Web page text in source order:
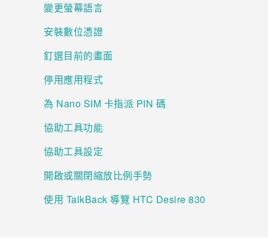
變更螢幕語言
安裝數位憑證
釘選目前的畫面
停用應用程式
為 Nano SIM 卡指派 PIN 碼
協助工具功能
協助工具設定
開啟或關閉縮放比例手勢
使用 TalkBack 導覽 HTC Desire 830